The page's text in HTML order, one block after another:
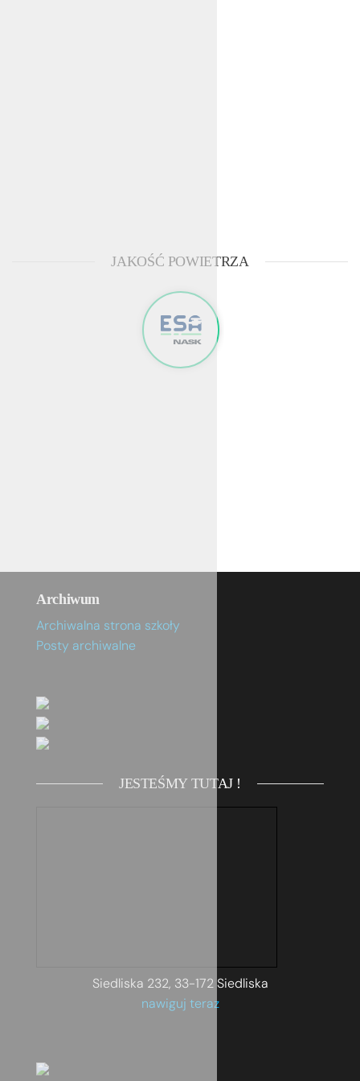
JAKOŚĆ POWIETRZA
Archiwum
Archiwalna strona szkoły
Posty archiwalne
JESTEŚMY TUTAJ !
Siedliska 232, 33-172 Siedliska
nawiguj teraz